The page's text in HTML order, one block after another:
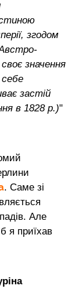
згодом
значення
себе
застій
в 1828 р.)"
. Саме зі
Але
я приїхав